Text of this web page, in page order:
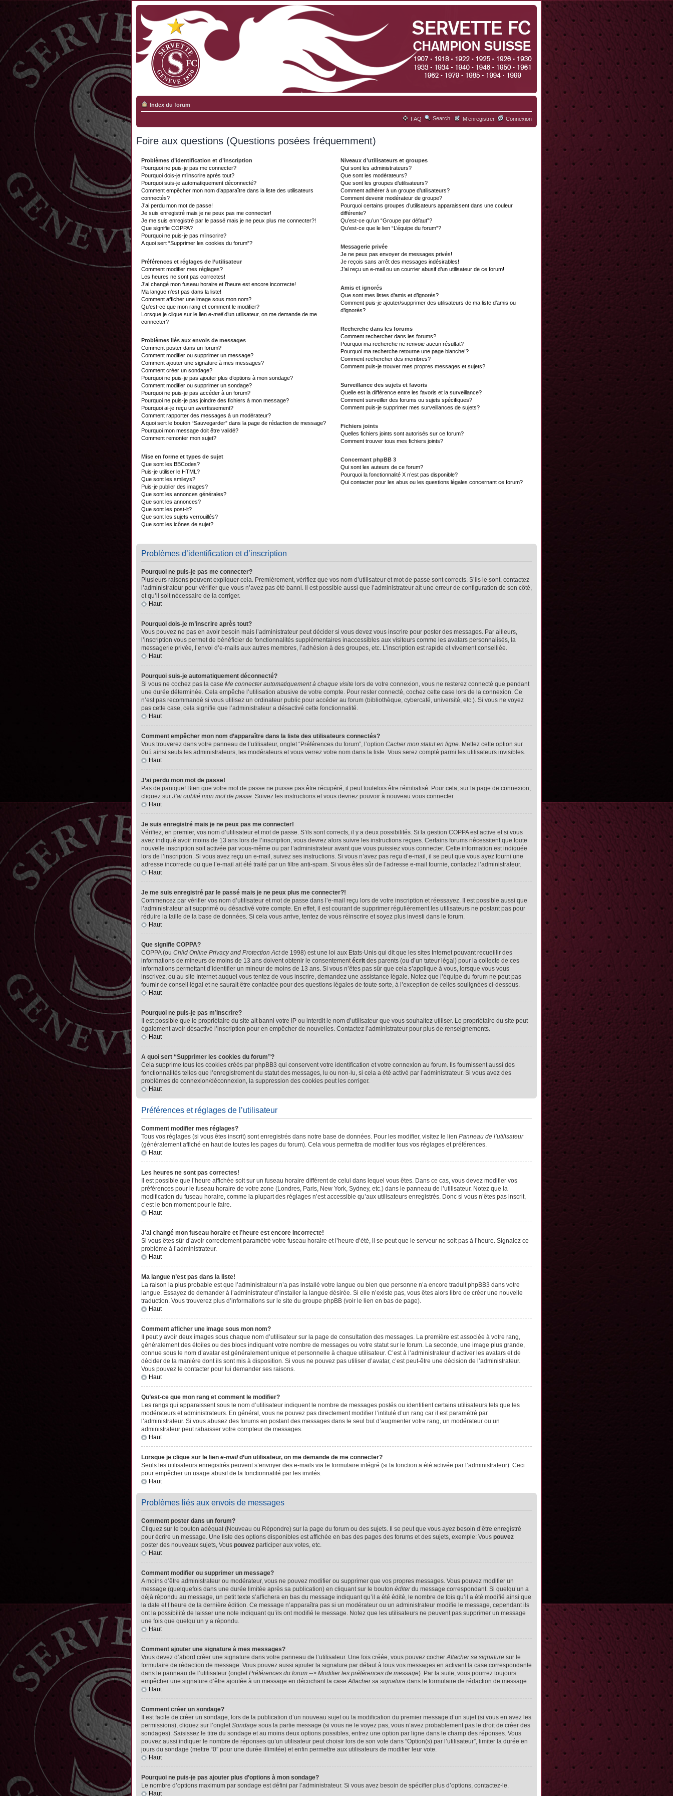
Index du forum
FAQ Search M’enregistrer Connexion
Foire aux questions (Questions posées fréquemment)
Problèmes d’identification et d’inscription
Pourquoi ne puis-je pas me connecter?
Pourquoi dois-je m’inscrire après tout?
Pourquoi suis-je automatiquement déconnecté?
Comment empêcher mon nom d’apparaître dans la liste des utilisateurs
connectés?
J’ai perdu mon mot de passe!
Je suis enregistré mais je ne peux pas me connecter!
Je me suis enregistré par le passé mais je ne peux plus me connecter?!
Que signifie COPPA?
Pourquoi ne puis-je pas m’inscrire?
A quoi sert “Supprimer les cookies du forum”?
Préférences et réglages de l’utilisateur
Comment modifier mes réglages?
Les heures ne sont pas correctes!
J’ai changé mon fuseau horaire et l’heure est encore incorrecte!
Ma langue n’est pas dans la liste!
Comment afficher une image sous mon nom?
Qu’est-ce que mon rang et comment le modifier?
Lorsque je clique sur le lien e-maild’un utilisateur, on me demande de me
connecter?
Problèmes liés aux envois de messages
Comment poster dans un forum?
Comment modifier ou supprimer un message?
Comment ajouter une signature à mes messages?
Comment créer un sondage?
Pourquoi ne puis-je pas ajouter plus d’options à mon sondage?
Comment modifier ou supprimer un sondage?
Pourquoi ne puis-je pas accéder à un forum?
Pourquoi ne puis-je pas joindre des fichiers à mon message?
Pourquoi ai-je reçu un avertissement?
Comment rapporter des messages à un modérateur?
A quoi sert le bouton “Sauvegarder” dans la page de rédaction de message?
Pourquoi mon message doit être validé?
Comment remonter mon sujet?
Mise en forme et types de sujet
Que sont les BBCodes?
Puis-je utiliser le HTML?
Que sont les smileys?
Puis-je publier des images?
Que sont les annonces générales?
Que sont les annonces?
Que sont les post-it?
Que sont les sujets verrouillés?
Que sont les icônes de sujet?
Niveaux d’utilisateurs et groupes
Qui sont les administrateurs?
Que sont les modérateurs?
Que sont les groupes d’utilisateurs?
Comment adhérer à un groupe d’utilisateurs?
Comment devenir modérateur de groupe?
Pourquoi certains groupes d’utilisateurs apparaissent dans une couleur
différente?
Qu’est-ce qu’un “Groupe par défaut”?
Qu’est-ce que le lien “L’équipe du forum”?
Messagerie privée
Je ne peux pas envoyer de messages privés!
Je reçois sans arrêt des messages indésirables!
J’ai reçu un e-mail ou un courrier abusif d’un utilisateur de ce forum!
Amis et ignorés
Que sont mes listes d’amis et d’ignorés?
Comment puis-je ajouter/supprimer des utilisateurs de ma liste d’amis ou
d’ignorés?
Recherche dans les forums
Comment rechercher dans les forums?
Pourquoi ma recherche ne renvoie aucun résultat?
Pourquoi ma recherche retourne une page blanche!?
Comment rechercher des membres?
Comment puis-je trouver mes propres messages et sujets?
Surveillance des sujets et favoris
Quelle est la différence entre les favoris et la surveillance?
Comment surveiller des forums ou sujets spécifiques?
Comment puis-je supprimer mes surveillances de sujets?
Fichiers joints
Quelles fichiers joints sont autorisés sur ce forum?
Comment trouver tous mes fichiers joints?
Concernant phpBB 3
Qui sont les auteurs de ce forum?
Pourquoi la fonctionnalité X n’est pas disponible?
Qui contacter pour les abus ou les questions légales concernant ce forum?
Problèmes d’identification et d’inscription
Pourquoi ne puis-je pas me connecter?
Plusieurs raisons peuvent expliquer cela. Premièrement, vérifiez que vos nom d’utilisateur et mot de passe sont corrects. S’ils le sont, contactez
l’administrateur pour vérifier que vous n’avez pas été banni. Il est possible aussi que l’administrateur ait une erreur de configuration de son côté,
et qu’il soit nécessaire de la corriger.
Haut
Pourquoi dois-je m’inscrire après tout?
Vous pouvez ne pas en avoir besoin mais l’administrateur peut décider si vous devez vous inscrire pour poster des messages. Par ailleurs,
l’inscription vous permet de bénéficier de fonctionnalités supplémentaires inaccessibles aux visiteurs comme les avatars personnalisés, la
messagerie privée, l’envoi d’e-mails aux autres membres, l’adhésion à des groupes, etc. L’inscription est rapide et vivement conseillée.
Haut
Pourquoi suis-je automatiquement déconnecté?
Si vous ne cochez pas la case Me connecter automatiquement à chaque visite lors de votre connexion, vous ne resterez connecté que pendant
une durée déterminée. Cela empêche l’utilisation abusive de votre compte. Pour rester connecté, cochez cette case lors de la connexion. Ce
n’est pas recommandé si vous utilisez un ordinateur public pour accéder au forum (bibliothèque, cybercafé, université, etc.). Si vous ne voyez
pas cette case, cela signifie que l’administrateur a désactivé cette fonctionnalité.
Haut
Comment empêcher mon nom d’apparaître dans la liste des utilisateurs connectés?
Vous trouverez dans votre panneau de l’utilisateur, onglet “Préférences du forum”, l’option Cacher mon statut en ligne. Mettez cette option sur
Oui ainsi seuls les administrateurs, les modérateurs et vous verrez votre nom dans la liste. Vous serez compté parmi les utilisateurs invisibles.
Haut
J’ai perdu mon mot de passe!
Pas de panique! Bien que votre mot de passe ne puisse pas être récupéré, il peut toutefois être réinitialisé. Pour cela, sur la page de connexion,
cliquez sur J’ai oublié mon mot de passe. Suivez les instructions et vous devriez pouvoir à nouveau vous connecter.
Haut
Je suis enregistré mais je ne peux pas me connecter!
Vérifiez, en premier, vos nom d’utilisateur et mot de passe. S’ils sont corrects, il y a deux possibilités. Si la gestion COPPA est active et si vous
avez indiqué avoir moins de 13 ans lors de l’inscription, vous devrez alors suivre les instructions reçues. Certains forums nécessitent que toute
nouvelle inscription soit activée par vous-même ou par l’administrateur avant que vous puissiez vous connecter. Cette information est indiquée
lors de l’inscription. Si vous avez reçu un e-mail, suivez ses instructions. Si vous n’avez pas reçu d’e-mail, il se peut que vous ayez fourni une
adresse incorrecte ou que l’e-mail ait été traité par un filtre anti-spam. Si vous êtes sûr de l’adresse e-mail fournie, contactez l’administrateur.
Haut
Je me suis enregistré par le passé mais je ne peux plus me connecter?!
Commencez par vérifier vos nom d’utilisateur et mot de passe dans l’e-mail reçu lors de votre inscription et réessayez. Il est possible aussi que
l’administrateur ait supprimé ou désactivé votre compte. En effet, il est courant de supprimer régulièrement les utilisateurs ne postant pas pour
réduire la taille de la base de données. Si cela vous arrive, tentez de vous réinscrire et soyez plus investi dans le forum.
Haut
Que signifie COPPA?
COPPA (ou Child Online Privacy and Protection Actde 1998) est une loi aux Etats-Unis qui dit que les sites Internet pouvant recueillir des
informations de mineurs de moins de 13 ans doivent obtenir le consentementécrit des parents (ou d’un tuteur légal) pour la collecte de ces
informations permettant d’identifier un mineur de moins de 13 ans. Si vous n’êtes pas sûr que cela s’applique à vous, lorsque vous vous
inscrivez, ou au site Internet auquel vous tentez de vous inscrire, demandez une assistance légale. Notez que l’équipe du forum ne peut pas
fournir de conseil légal et ne saurait être contactée pour des questions légales de toute sorte, à l’exception de celles soulignées ci-dessous.
Haut
Pourquoi ne puis-je pas m’inscrire?
Il est possible que le propriétaire du site ait banni votre IP ou interdit le nom d’utilisateur que vous souhaitez utiliser. Le propriétaire du site peut
également avoir désactivé l’inscription pour en empêcher de nouvelles. Contactez l’administrateur pour plus de renseignements.
Haut
A quoi sert “Supprimer les cookies du forum”?
Cela supprime tous les cookies créés par phpBB3 qui conservent votre identification et votre connexion au forum. Ils fournissent aussi des
fonctionnalités telles que l’enregistrement du statut des messages, lu ou non-lu, si cela a été activé par l’administrateur. Si vous avez des
problèmes de connexion/déconnexion, la suppression des cookies peut les corriger.
Haut
Préférences et réglages de l’utilisateur
Comment modifier mes réglages?
Tous vos réglages (si vous êtes inscrit) sont enregistrés dans notre base de données. Pour les modifier, visitez le lien Panneau de l’utilisateur
(généralement affiché en haut de toutes les pages du forum). Cela vous permettra de modifier tous vos réglages et préférences.
Haut
Les heures ne sont pas correctes!
Il est possible que l’heure affichée soit sur un fuseau horaire différent de celui dans lequel vous êtes. Dans ce cas, vous devez modifier vos
préférences pour le fuseau horaire de votre zone (Londres, Paris, New York, Sydney, etc.) dans le panneau de l’utilisateur. Notez que la
modification du fuseau horaire, comme la plupart des réglages n’est accessible qu’aux utilisateurs enregistrés. Donc si vous n’êtes pas inscrit,
c’est le bon moment pour le faire.
Haut
J’ai changé mon fuseau horaire et l’heure est encore incorrecte!
Si vous êtes sûr d’avoir correctement paramétré votre fuseau horaire et l’heure d’été, il se peut que le serveur ne soit pas à l’heure. Signalez ce
problème à l’administrateur.
Haut
Ma langue n’est pas dans la liste!
La raison la plus probable est que l’administrateur n’a pas installé votre langue ou bien que personne n’a encore traduit phpBB3 dans votre
langue. Essayez de demander à l’administrateur d’installer la langue désirée. Si elle n’existe pas, vous êtes alors libre de créer une nouvelle
traduction. Vous trouverez plus d’informations sur le site du groupe phpBB (voir le lien en bas de page).
Haut
Comment afficher une image sous mon nom?
Il peut y avoir deux images sous chaque nom d’utilisateur sur la page de consultation des messages. La première est associée à votre rang,
généralement des étoiles ou des blocs indiquant votre nombre de messages ou votre statut sur le forum. La seconde, une image plus grande,
connue sous le nom d’avatar est généralement unique et personnelle à chaque utilisateur. C’est à l’administrateur d’activer les avatars et de
décider de la manière dont ils sont mis à disposition. Si vous ne pouvez pas utiliser d’avatar, c’est peut-être une décision de l’administrateur.
Vous pouvez le contacter pour lui demander ses raisons.
Haut
Qu’est-ce que mon rang et comment le modifier?
Les rangs qui apparaissent sous le nom d’utilisateur indiquent le nombre de messages postés ou identifient certains utilisateurs tels que les
modérateurs et administrateurs. En général, vous ne pouvez pas directement modifier l’intitulé d’un rang car il est paramétré par
l’administrateur. Si vous abusez des forums en postant des messages dans le seul but d’augmenter votre rang, un modérateur ou un
administrateur peut rabaisser votre compteur de messages.
Haut
Lorsque je clique sur le lien e-maild’un utilisateur, on me demande de me connecter?
Seuls les utilisateurs enregistrés peuvent s’envoyer des e-mails via le formulaire intégré (si la fonction a été activée par l’administrateur). Ceci
pour empêcher un usage abusif de la fonctionnalité par les invités.
Haut
Problèmes liés aux envois de messages
Comment poster dans un forum?
Cliquez sur le bouton adéquat (Nouveau ou Répondre) sur la page du forum ou des sujets. Il se peut que vous ayez besoin d’être enregistré
pour écrire un message. Une liste des options disponibles est affichée en bas des pages des forums et des sujets, exemple: Vous pouvez
poster des nouveaux sujets, Vous pouvez participer aux votes, etc.
Haut
Comment modifier ou supprimer un message?
A moins d’être administrateur ou modérateur, vous ne pouvez modifier ou supprimer que vos propres messages. Vous pouvez modifier un
message (quelquefois dans une durée limitée après sa publication) en cliquant sur le bouton éditerdu message correspondant. Si quelqu’un a
déjà répondu au message, un petit texte s’affichera en bas du message indiquant qu’il a été édité, le nombre de fois qu’il a été modifié ainsi que
la date et l’heure de la dernière édition. Ce message n’apparaîtra pas si un modérateur ou un administrateur modifie le message, cependant ils
ont la possibilité de laisser une note indiquant qu’ils ont modifié le message. Notez que les utilisateurs ne peuvent pas supprimer un message
une fois que quelqu’un y a répondu.
Haut
Comment ajouter une signature à mes messages?
Vous devez d’abord créer une signature dans votre panneau de l’utilisateur. Une fois créée, vous pouvez cocherAttacher sa signature sur le
formulaire de rédaction de message. Vous pouvez aussi ajouter la signature par défaut à tous vos messages en activant la case correspondante
dans le panneau de l’utilisateur (ongletPréférences du forum --> Modifier les préférences de message). Par la suite, vous pourrez toujours
empêcher une signature d’être ajoutée à un message en décochant la caseAttacher sa signature dans le formulaire de rédaction de message.
Haut
Comment créer un sondage?
Il est facile de créer un sondage, lors de la publication d’un nouveau sujet ou la modification du premier message d’un sujet (si vous en avez les
permissions), cliquez sur l’ongletSondage sous la partie message (si vous ne le voyez pas, vous n’avez probablement pas le droit de créer des
sondages). Saisissez le titre du sondage et au moins deux options possibles, entrez une option par ligne dans le champ des réponses. Vous
pouvez aussi indiquer le nombre de réponses qu’un utilisateur peut choisir lors de son vote dans “Option(s) par l’utilisateur”, limiter la durée en
jours du sondage (mettre “0” pour une durée illimitée) et enfin permettre aux utilisateurs de modifier leur vote.
Haut
Pourquoi ne puis-je pas ajouter plus d’options à mon sondage?
Le nombre d’options maximum par sondage est défini par l’administrateur. Si vous avez besoin de spécifier plus d’options, contactez-le.
Haut